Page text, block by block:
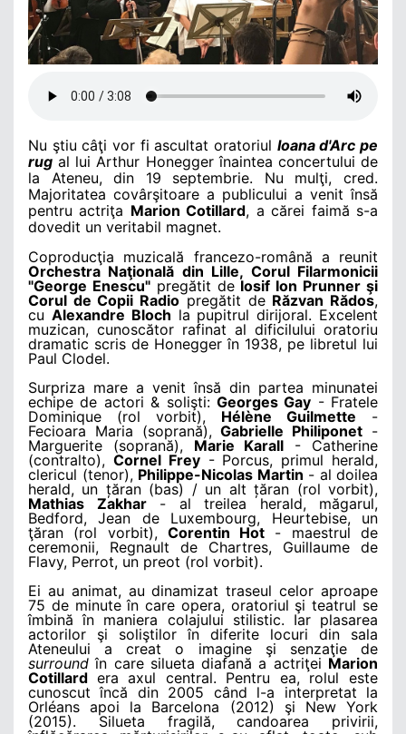
Nu ştiu câţi vor fi ascultat oratoriul Ioana d'Arc pe
rug al lui Arthur Honegger înaintea concertului de
la Ateneu, din 19 septembrie. Nu mulţi, cred.
Majoritatea covârşitoare a publicului a venit însă
pentru actriţa Marion Cotillard, a cărei faimă s-a
dovedit un veritabil magnet.
Coproducţia muzicală francezo-română a reunit
Orchestra Naţională din Lille, Corul Filarmonicii
"George Enescu"pregătit deIosif Ion Prunner şi
Corul de Copii Radiopregătit de Răzvan Rădos,
cu Alexandre Bloch la pupitrul dirijoral. Excelent
muzican, cunoscător rafinat al dificilului oratoriu
dramatic scris de Honegger în 1938, pe libretul lui
Paul Clodel.
Surpriza mare a venit însă din partea minunatei
echipe de actori & solişti: Georges Gay - Fratele
Dominique (rol vorbit), Hélène Guilmette -
Fecioara Maria (soprană),Gabrielle Philiponet -
Marguerite (soprană), Marie Karall - Catherine
(contralto), Cornel Frey- Porcus, primul herald,
clericul (tenor), Philippe-Nicolas Martin - al doilea
herald, un țăran (bas) / un alt țăran (rol vorbit),
Mathias Zakhar- al treilea herald, măgarul,
Bedford, Jean de Luxembourg, Heurtebise, un
ţăran (rol vorbit), Corentin Hot - maestrul de
ceremonii, Regnault de Chartres, Guillaume de
Flavy, Perrot, un preot (rol vorbit).
Ei au animat, au dinamizat traseul celor aproape
75 de minute în care opera, oratoriul şi teatrul se
îmbină în maniera colajului stilistic. Iar plasarea
actorilor şi soliştilor în diferite locuri din sala
Ateneului a creat o imagine şi senzaţie de
surround în care silueta diafană a actriţei Marion
Cotillard era axul central. Pentru ea, rolul este
cunoscut încă din 2005 când l-a interpretat la
Orléans apoi la Barcelona (2012) şi New York
(2015). Silueta fragilă, candoarea privirii,